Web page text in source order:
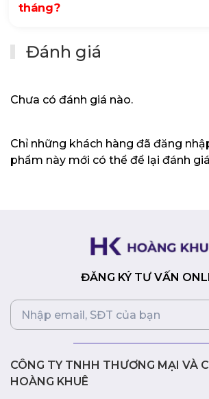
tháng?
Đánh giá
Chưa có đánh giá nào.
Chỉ những khách hàng đã đăng
phẩm này mới có thể để lại đánh
ĐĂNG KÝ TƯ VẤN
CÔNG TY TNHH THƯƠNG MẠI VÀ
HOÀNG KHUÊ